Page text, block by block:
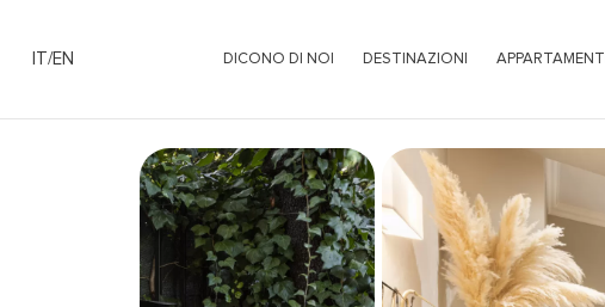
IT/EN DICONO DI NOI DESTINAZIONI APPARTAMENTI